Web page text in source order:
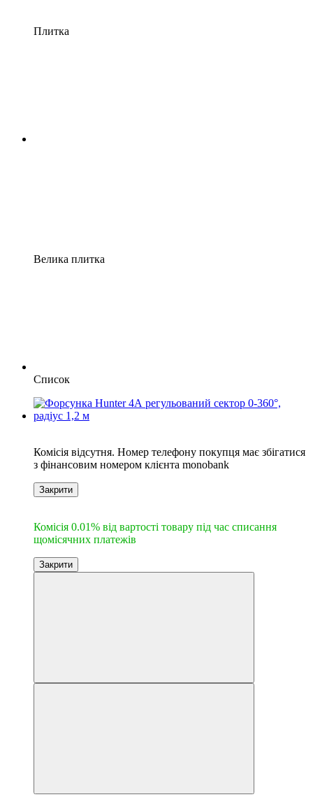
Плитка
Велика плитка
Список
Комісія відсутня. Номер телефону покупця має збігатися
з фінансовим номером клієнта monobank
Закрити
Комісія 0.01% від вартості товару під час списання
щомісячних платежів
Закрити